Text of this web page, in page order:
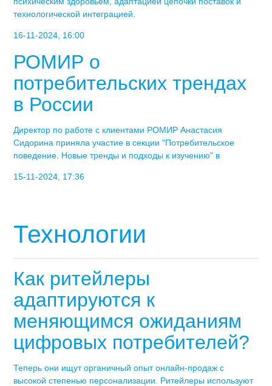
технологической интеграцией.
16-11-2024, 16:00
РОМИР о
потребительских трендах
в России
Директор по работе с клиентами РОМИР Анастасия
Сидорина приняла участие в секции "Потребительское
поведение. Новые тренды и подходы к изучению" в
15-11-2024, 17:36
Технологии
Как ритейлеры
адаптируются к
меняющимся ожиданиям
цифровых потребителей?
Теперь они ищут органичный опыт онлайн-продаж с
высокой степенью персонализации. Ритейлеры используют